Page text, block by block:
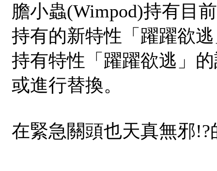
膽小蟲(Wimpod)持有目
持有的新特性「躍躍欲
持有特性「躍躍欲逃」
或進行替換。
在緊急關頭也天真無邪!?